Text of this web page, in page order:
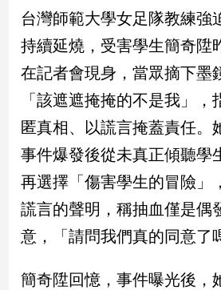
政
治
政
治
焦
觀
點
民
調
國
會
點
台灣師範大學女足隊教練強
持續延燒，受害學生簡奇陞
在記者會現身，當眾摘下墨
「該遮遮掩掩的不是我」，
匿真相、以謊言掩蓋責任。
事件爆發後從未真正傾聽學
再選擇「傷害學生的冒險」
謊言的聲明，稱抽血僅是偶
意，「請問我們真的同意了
簡奇陞回憶，事件曝光後，